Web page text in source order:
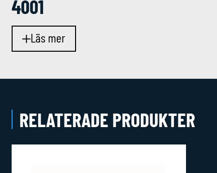
4001
Läs mer
RELATERADE PRODUKTER